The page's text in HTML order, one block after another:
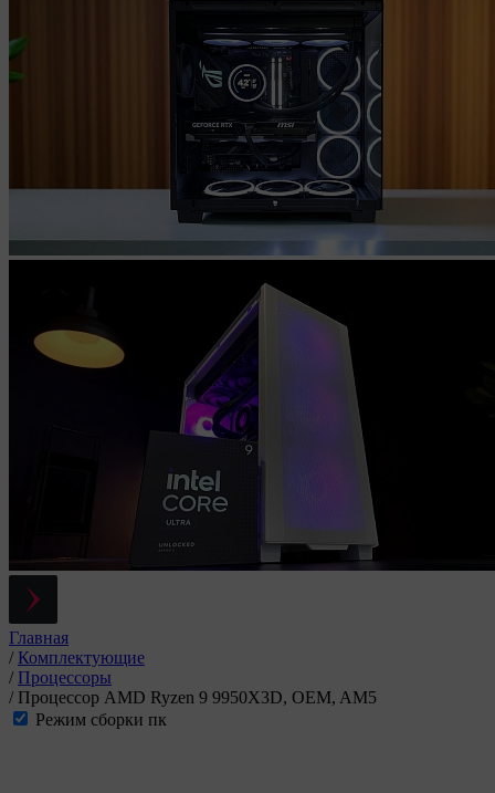
Главная
/ Комплектующие
/ Процессоры
/ Процессор AMD Ryzen 9 9950X3D, OEM, AM5
Режим сборки пк